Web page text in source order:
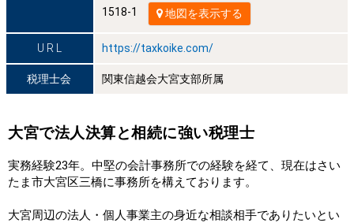
1518-1
地図を表示する
U R L https://taxkoike.com/
税理士会 関東信越会大宮支部所属
大宮で法人決算と相続に強い税理士
実務経験23年。中堅の会計事務所での経験を経て、現在はさい
たま市大宮区三橋に事務所を構えております。
大宮周辺の法人・個人事業主の身近な相談相手でありたいとい